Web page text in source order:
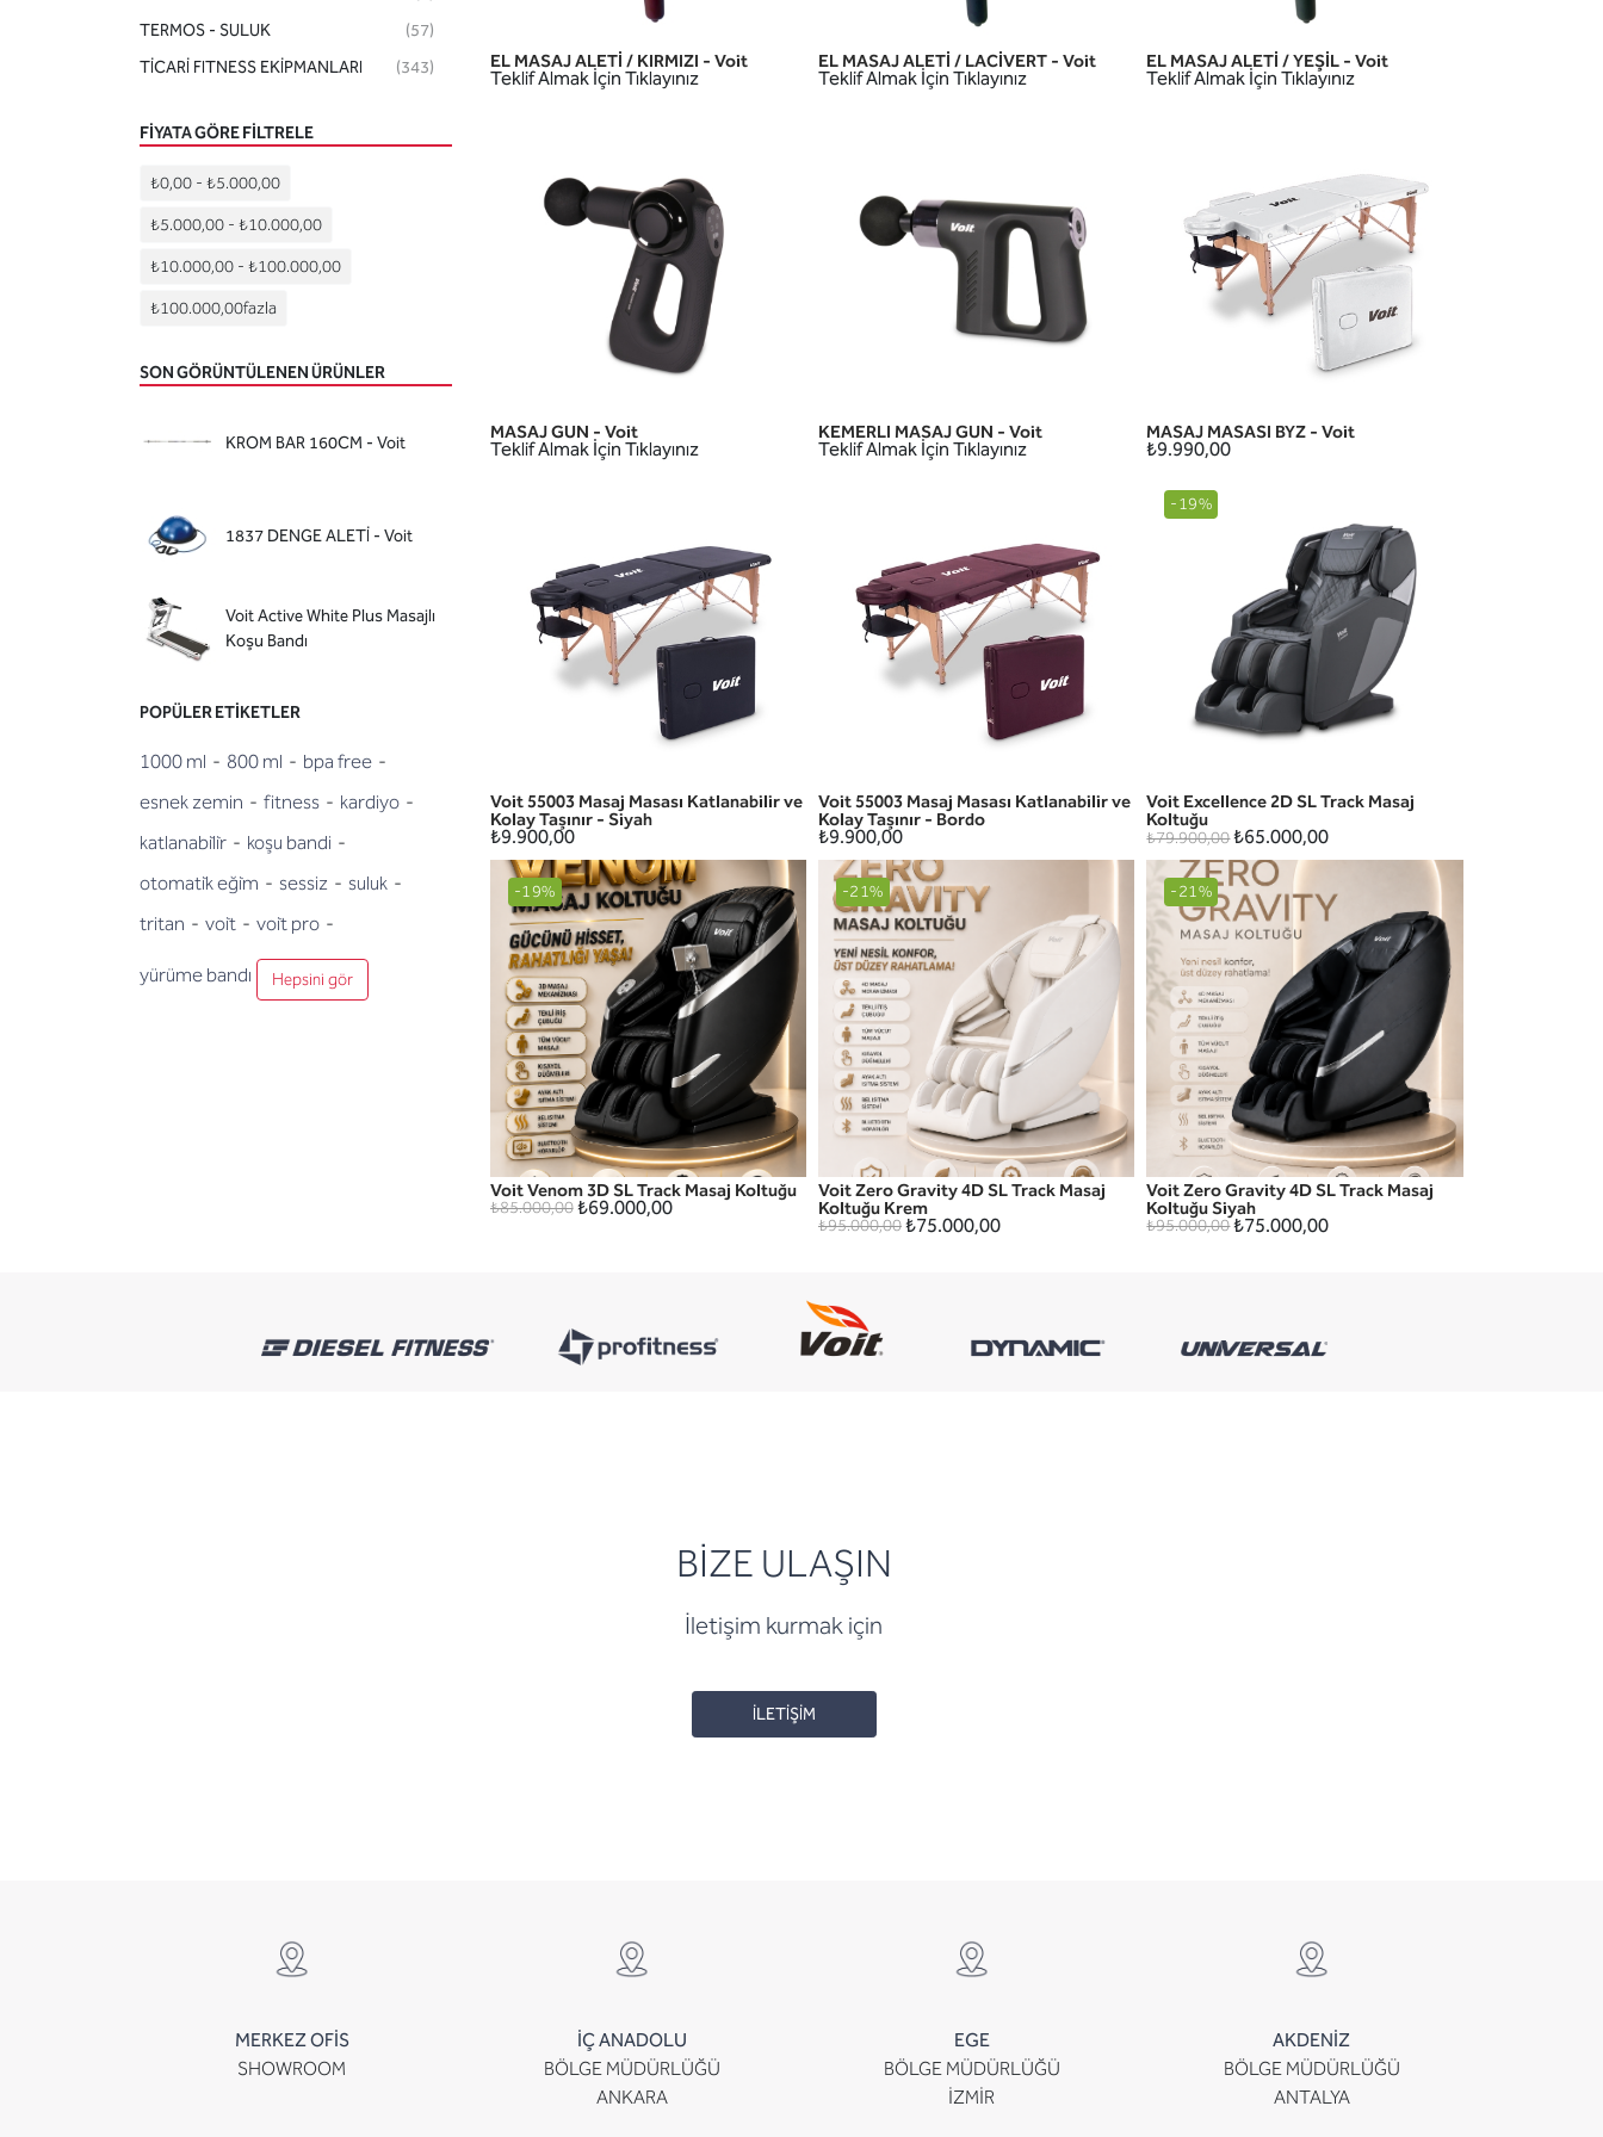
TERMOS - SULUK
(57)
TİCARİ FITNESS EKİPMANLARI
(343)
FIYATA GÖRE FILTRELE
₺0,00 - ₺5.000,00
₺5.000,00 - ₺10.000,00
₺10.000,00 - ₺100.000,00
₺100.000,00fazla
SON GÖRÜNTÜLENEN ÜRÜNLER
KROM BAR 160CM - Voit
1837 DENGE ALETİ - Voit
Voit Active White Plus Masajlı
Koşu Bandı
POPÜLER ETIKETLER
1000 ml - 800 ml - bpa free -
esnek zemin - fitness - kardiyo -
katlanabi̇li̇r - koşu bandi -
otomati̇k eği̇m - sessiz - suluk -
tritan - voi̇t - voi̇t pro -
yürüme bandı Hepsini gör
HIZLI GÖRÜNÜM
EL MASAJ ALETİ / KIRMIZI - Voit
Teklif Almak İçin Tıklayınız HIZLI GÖRÜNÜM
EL MASAJ ALETİ / LACİVERT - Voit
Teklif Almak İçin Tıklayınız HIZLI GÖRÜNÜM
EL MASAJ ALETİ / YEŞİL - Voit
Teklif Almak İçin Tıklayınız
HIZLI GÖRÜNÜM
MASAJ GUN - Voit
Teklif Almak İçin Tıklayınız HIZLI GÖRÜNÜM
KEMERLI MASAJ GUN - Voit
Teklif Almak İçin Tıklayınız HIZLI GÖRÜNÜM
MASAJ MASASI BYZ - Voit
₺9.990,00
HIZLI GÖRÜNÜM
Voit 55003 Masaj Masası Katlanabilir ve
Kolay Taşınır - Siyah
₺9.900,00
HIZLI GÖRÜNÜM
Voit 55003 Masaj Masası Katlanabilir ve
Kolay Taşınır - Bordo
₺9.900,00
HIZLI GÖRÜNÜM
-19%
Voit Excellence 2D SL Track Masaj
Koltuğu
₺79.900,00₺65.000,00
HIZLI GÖRÜNÜM
-19%
Voit Venom 3D SL Track Masaj Koltuğu
₺85.000,00 ₺69.000,00 HIZLI GÖRÜNÜM
-21%
Voit Zero Gravity 4D SL Track Masaj
Koltuğu Krem
₺95.000,00₺75.000,00
HIZLI GÖRÜNÜM
-21%
Voit Zero Gravity 4D SL Track Masaj
Koltuğu Siyah
₺95.000,00₺75.000,00
BİZE ULAŞIN
İletişim kurmak için
İLETİŞİM
MERKEZ OFİS
SHOWROOM
İÇ ANADOLU
BÖLGE MÜDÜRLÜĞÜ
ANKARA
EGE
BÖLGE MÜDÜRLÜĞÜ
İZMİR
AKDENİZ
BÖLGE MÜDÜRLÜĞÜ
ANTALYA